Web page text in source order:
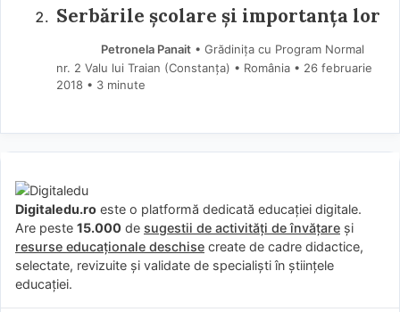
Serbările școlare și importanța lor
Petronela Panait• Grădinița cu Program Normal
nr. 2 Valu lui Traian (Constanţa) • România
26 februarie
2018 • 3 minute
Digitaledu.ro este o platformă dedicată educației digitale.
Are peste 15.000 de sugestii de activități de învățare și
resurse educaționale deschise create de cadre didactice,
selectate, revizuite și validate de specialiști în științele
educației.